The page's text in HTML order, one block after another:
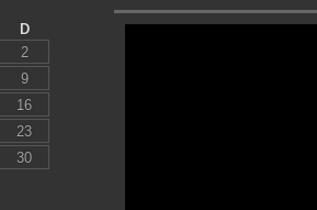
D
2
9
16
23
30